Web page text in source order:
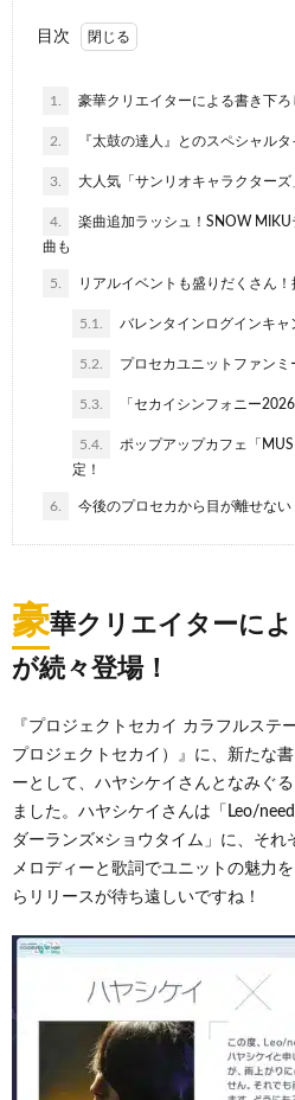
目次
1. 豪華クリエイターによる書き下ろ
2. 『太鼓の達人』とのスペシャル
3. 大人気「サンリオキャラクターズ
4.
楽曲追加ラッシュ！SNOW
曲も
5. リアルイベントも盛りだくさん
5.1. バレンタインログインキャ
5.2. プロセカユニットファンミ
5.3. 「セカイシンフォニー
5.4.
ポップアップカフェ「
定！
6. 今後のプロセカから目が離せない
豪華クリエイターに
が続々登場！
『プロジェクトセカイ カラフルステ
プロジェクトセカイ）』に、新たな
ーとして、ハヤシケイさんとなみぐ
ました。ハヤシケイさんは「Leo/
ダーランズ×ショウタイム」に、それ
メロディーと歌詞でユニットの魅力
らリリースが待ち遠しいですね！